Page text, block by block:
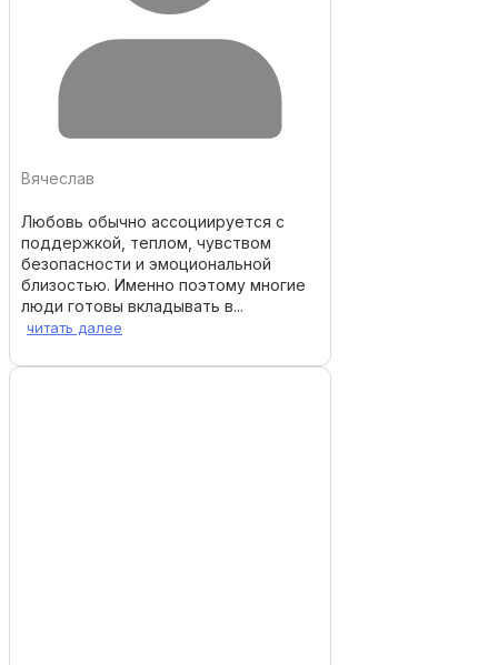
Вячеслав
Любовь обычно ассоциируется с
поддержкой, теплом, чувством
безопасности и эмоциональной
близостью. Именно поэтому многие
люди готовы вкладывать в...
читать далее